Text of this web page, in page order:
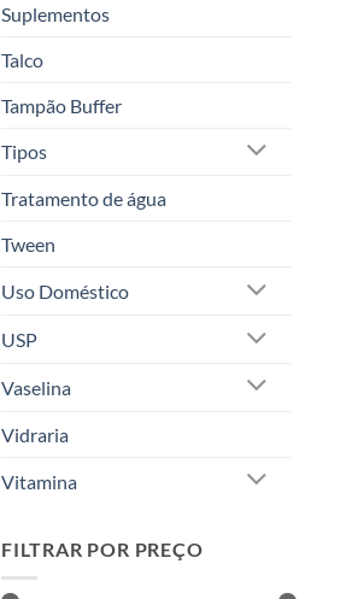
Suplementos
Talco
Tampão Buffer
Tipos
Tratamento de água
Tween
Uso Doméstico
USP
Vaselina
Vidraria
Vitamina
FILTRAR POR PREÇO